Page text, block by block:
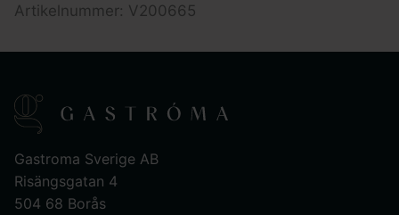
Artikelnummer: V200665
Gastroma Sverige AB
Risängsgatan 4
504 68 Borås